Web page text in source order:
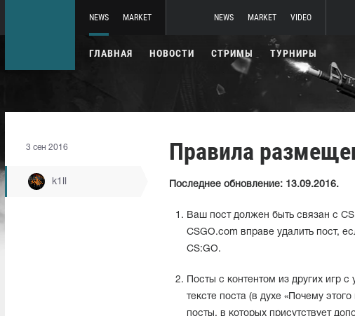
NEWS MARKET NEWS MARKET VIDEO
ГЛАВНАЯ НОВОСТИ СТРИМЫ ТУРНИРЫ
3 сен 2016
k1ll
Правила
Последнее обновление: 13.09.2016.
Ваш пост должен быть связан с
CSGO.com вправе удалить пост,
CS:GO.
Посты с контентом из других игр
тексте поста (в духе «Почему
посты, в которых присутствует